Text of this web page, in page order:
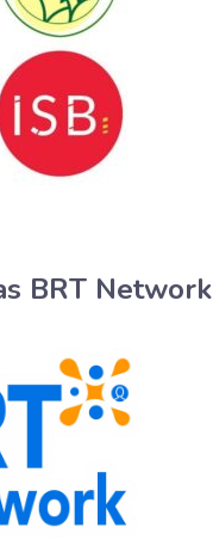
BRT Network